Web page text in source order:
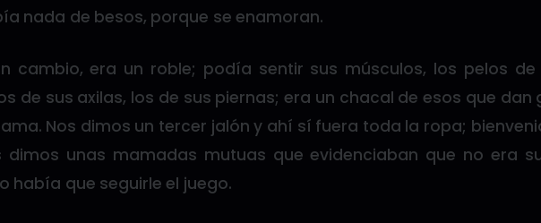
nada de besos, porque se enamoran.
cambio, era un roble; podía sentir sus músculos, los pelos
de sus axilas, los de sus piernas; era un chacal de esos que dan
Nos dimos un tercer jalón y ahí sí fuera toda la ropa;
dimos unas mamadas mutuas que evidenciaban que no era
había que seguirle el juego.